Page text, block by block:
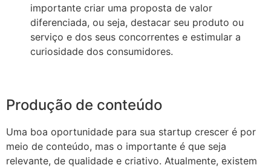
importante criar uma proposta de valor
diferenciada, ou seja, destacar seu produto ou
serviço e dos seus concorrentes e estimular a
curiosidade dos consumidores.
Produção de conteúdo
Uma boa oportunidade para sua startup crescer é por
meio de conteúdo, mas o importante é que seja
relevante, de qualidade e criativo. Atualmente, existem